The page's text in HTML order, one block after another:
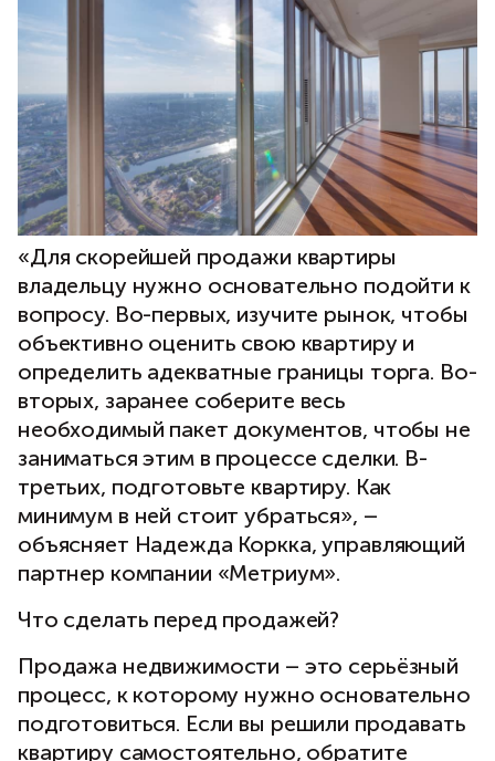
«Для скорейшей продажи квартиры
владельцу нужно основательно подойти к
вопросу. Во-первых, изучите рынок, чтобы
объективно оценить свою квартиру и
определить адекватные границы торга. Во-
вторых, заранее соберите весь
необходимый пакет документов, чтобы не
заниматься этим в процессе сделки. В-
третьих, подготовьте квартиру. Как
минимум в ней стоит убраться», –
объясняет Надежда Коркка, управляющий
партнер компании «Метриум».
Что сделать перед продажей?
Продажа недвижимости – это серьёзный
процесс, к которому нужно основательно
подготовиться. Если вы решили продавать
квартиру самостоятельно, обратите